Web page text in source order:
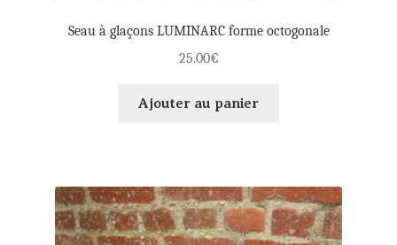
Seau à glaçons LUMINARC forme octogonale
25.00€
Ajouter au panier